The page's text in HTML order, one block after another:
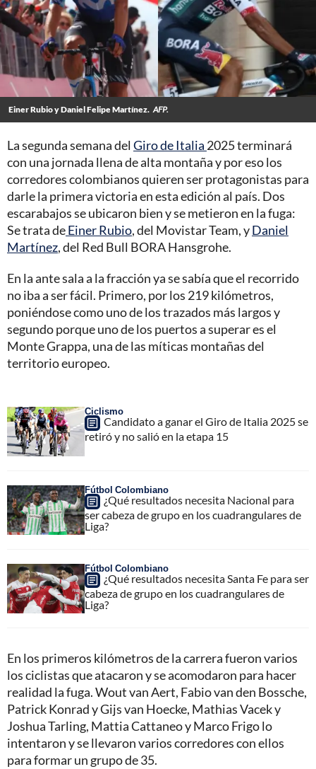
Einer Rubio y Daniel Felipe Martínez. AFP.
La segunda semana del Giro de Italia 2025 terminará
con una jornada llena de alta montaña y por eso los
corredores colombianos quieren ser protagonistas para
darle la primera victoria en esta edición al país. Dos
escarabajos se ubicaron bien y se metieron en la fuga:
Se trata deEiner Rubio, del Movistar Team, yDaniel
Martínez, del Red Bull BORA Hansgrohe.
En la ante sala a la fracción ya se sabía que el recorrido
no iba a ser fácil. Primero, por los 219 kilómetros,
poniéndose como uno de los trazados más largos y
segundo porque uno de los puertos a superar es el
Monte Grappa, una de las míticas montañas del
territorio europeo.
Ciclismo
Candidato a ganar el Giro de Italia 2025 se
retiró y no salió en la etapa 15
Fútbol Colombiano
¿Qué resultados necesita Nacional para
ser cabeza de grupo en los cuadrangulares de
Liga?
Fútbol Colombiano
¿Qué resultados necesita Santa Fe para ser
cabeza de grupo en los cuadrangulares de
Liga?
En los primeros kilómetros de la carrera fueron varios
los ciclistas que atacaron y se acomodaron para hacer
realidad la fuga. Wout van Aert, Fabio van den Bossche,
Patrick Konrad y Gijs van Hoecke, Mathias Vacek y
Joshua Tarling, Mattia Cattaneo y Marco Frigo lo
intentaron y se llevaron varios corredores con ellos
para formar un grupo de 35.